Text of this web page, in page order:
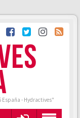
- Hydractives"